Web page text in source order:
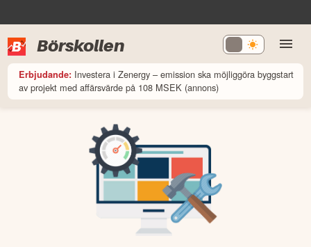
Börskollen
Erbjudande: Investera i Zenergy – emission ska möjliggöra byggstart
av projekt med affärsvärde på 108 MSEK (annons)